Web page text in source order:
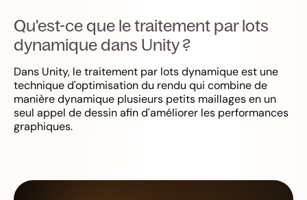
Qu'est-ce que le traitement par lots
dynamique dans Unity ?
Dans Unity, le traitement par lots dynamique est une
technique d'optimisation du rendu qui combine de
manière dynamique plusieurs petits maillages en un
seul appel de dessin afin d'améliorer les performances
graphiques.